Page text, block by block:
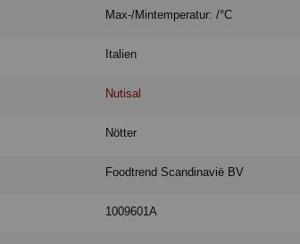
Max-/Mintemperatur: /°C
Italien
Nutisal
Nötter
Foodtrend Scandinavië BV
1009601A